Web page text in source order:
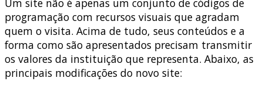
Um site não é apenas um conjunto de códigos de
programação com recursos visuais que agradam
quem o visita. Acima de tudo, seus conteúdos e a
forma como são apresentados precisam transmitir
os valores da instituição que representa. Abaixo, as
principais modificações do novo site: